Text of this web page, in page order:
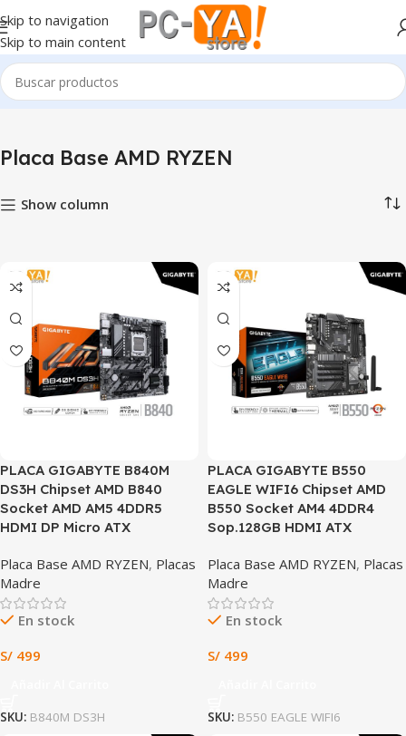
Skip to navigation
Skip to main content
Inicio Placa Base AMD RYZEN Mostrando 1–12 de 41 resultados
Placa Base AMD RYZEN
Show column
PLACA GIGABYTE B840M
DS3H Chipset AMD B840
Socket AMD AM5 4DDR5
HDMI DP Micro ATX
Placa Base AMD RYZEN, Placas
Madre
En stock
S/ 499
SKU: B840M DS3H
PLACA GIGABYTE B550
EAGLE WIFI6 Chipset AMD
B550 Socket AM4 4DDR4
Sop.128GB HDMI ATX
Placa Base AMD RYZEN, Placas
Madre
En stock
S/ 499
SKU: B550 EAGLE WIFI6